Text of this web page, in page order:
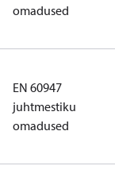
omadused
EN 60947
juhtmestiku
omadused